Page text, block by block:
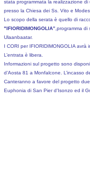
stata programmata la realizzazione
presso la Chiesa dei Ss. Vito e
Lo scopo della serata è quello di
"IFIORIDIMONGOLIA” ,programma di
Ulaanbaatar.
I CORI per IFIORIDIMONGOLIA avrà
L’entrata è libera.
Informazioni sul progetto sono
d’Aosta 81 a Monfalcone. L’incasso
Canteranno a favore del progetto
Euphonia di San Pier d'Isonzo ed il